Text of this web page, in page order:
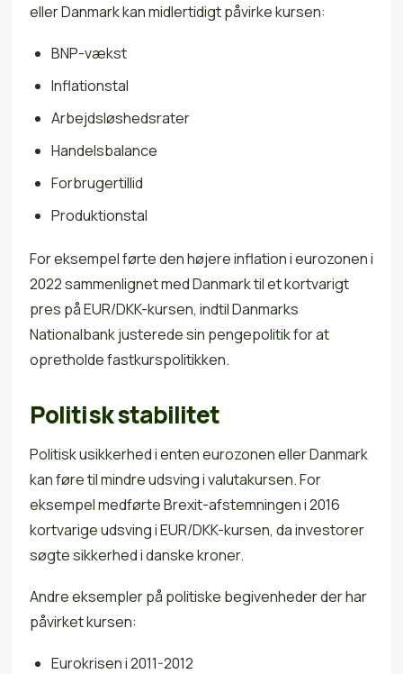
eller Danmark kan midlertidigt påvirke kursen:
BNP-vækst
Inflationstal
Arbejdsløshedsrater
Handelsbalance
Forbrugertillid
Produktionstal
For eksempel førte den højere inflation i eurozonen i
2022 sammenlignet med Danmark til et kortvarigt
pres på EUR/DKK-kursen, indtil Danmarks
Nationalbank justerede sin pengepolitik for at
opretholde fastkurspolitikken.
Politisk stabilitet
Politisk usikkerhed i enten eurozonen eller Danmark
kan føre til mindre udsving i valutakursen. For
eksempel medførte Brexit-afstemningen i 2016
kortvarige udsving i EUR/DKK-kursen, da investorer
søgte sikkerhed i danske kroner.
Andre eksempler på politiske begivenheder der har
påvirket kursen:
Eurokrisen i 2011-2012